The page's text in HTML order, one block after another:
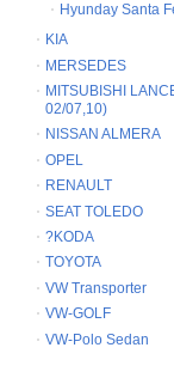
Hyunday Santa
KIA
MERSEDES
MITSUBISHI
02/07,10)
NISSAN ALMERA
OPEL
RENAULT
SEAT TOLEDO
?KODA
TOYOTA
VW Transporter
VW-GOLF
VW-Polo Sedan